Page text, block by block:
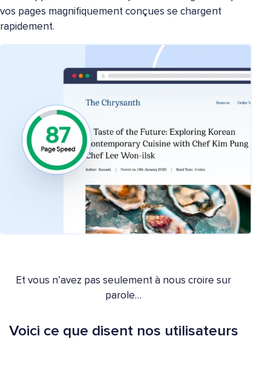
vos pages magnifiquement conçues se chargent
rapidement.
Et vous n’avez pas seulement à nous croire sur
parole…
Voici ce que disent nos utilisateurs